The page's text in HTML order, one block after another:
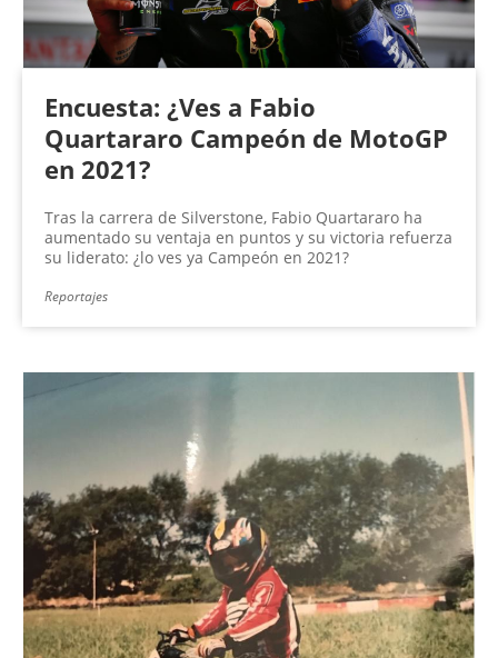
Encuesta: ¿Ves a Fabio
Quartararo Campeón de MotoGP
en 2021?
Tras la carrera de Silverstone, Fabio Quartararo ha
aumentado su ventaja en puntos y su victoria refuerza
su liderato: ¿lo ves ya Campeón en 2021?
Reportajes